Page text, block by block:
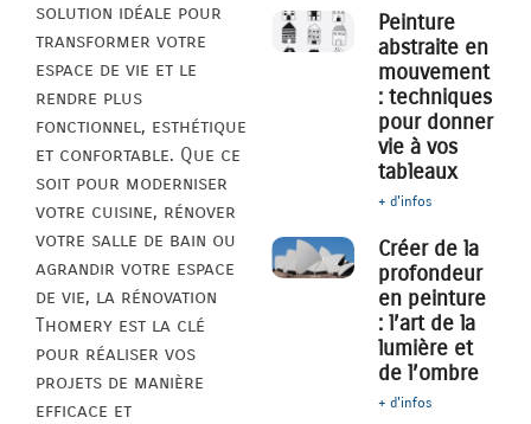
solution idéale pour
transformer votre
espace de vie et le
rendre plus
fonctionnel, esthétique
et confortable. Que ce
soit pour moderniser
votre cuisine, rénover
votre salle de bain ou
agrandir votre espace
de vie, la rénovation
Thomery est la clé
pour réaliser vos
projets de manière
efficace et
Peinture
abstraite en
mouvement
: techniques
pour donner
vie à vos
tableaux
+ d'infos
Créer de la
profondeur
en peinture
: l’art de la
lumière et
de l’ombre
+ d'infos